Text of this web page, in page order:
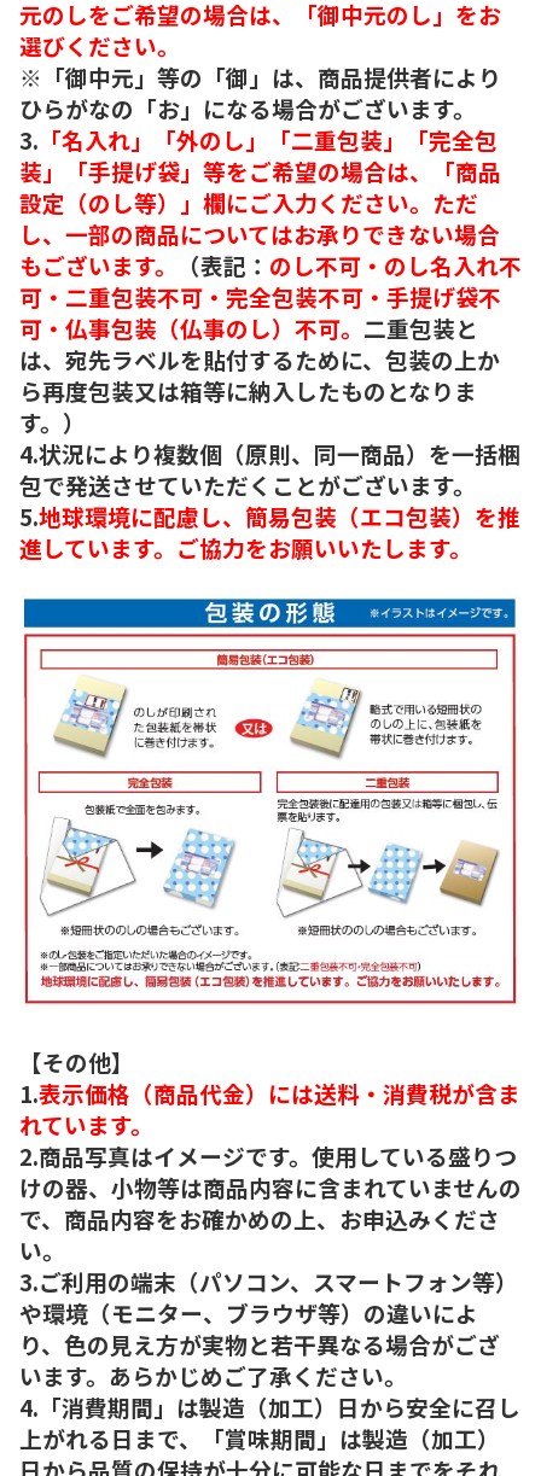
元のしをご希望の場合は、「御中元のし」をお
選びください。
※「御中元」等の「御」は、商品提供者により
ひらがなの「お」になる場合がございます。
3. 「名入れ」「外のし」「二重包装」「完全包
装」「手提げ袋」等をご希望の場合は、「商品
設定（のし等）」欄にご入力ください。ただ
し、一部の商品についてはお承りできない場合
もございます。
（表記： のし不可・のし名入れ不
可・二重包装不可・完全包装不可・手提げ袋不
可・仏事包装（仏事のし）不可。 二重包装と
は、宛先ラベルを貼付するために、包装の上か
ら再度包装又は箱等に納入したものとなりま
す。）
4.状況により複数個（原則、同一商品）を一括梱
包で発送させていただくことがございます。
5.地球環境に配慮し、簡易包装（エコ包装）を推
進しています。ご協力をお願いいたします。
【その他】
1.表示価格（商品代金）には送料・消費税が含ま
れています。
2.商品写真はイメージです。使用している盛りつ
けの器、小物等は商品内容に含まれていませんの
で、商品内容をお確かめの上、お申込みくださ
い。
3.ご利用の端末（パソコン、スマートフォン等）
や環境（モニター、ブラウザ等）の違いによ
り、色の見え方が実物と若干異なる場合がござ
います。あらかじめご了承ください。
4.「消費期間」は製造（加工）日から安全に召し
上がれる日まで、「賞味期間」は製造（加工）